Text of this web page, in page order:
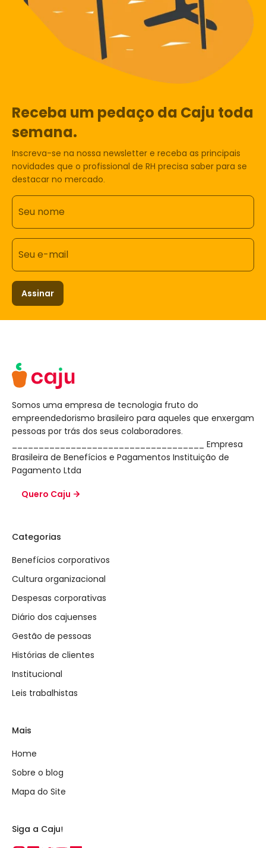
Receba um pedaço da Caju toda
semana.
Inscreva-se na nossa newsletter e receba as principais
novidades que o profissional de RH precisa saber para se
destacar no mercado.
Seu nome
Seu e-mail
Assinar
Somos uma empresa de tecnologia fruto do
empreendedorismo brasileiro para aqueles que enxergam
pessoas por trás dos seus colaboradores.
____________________________________ Empresa
Brasileira de Benefícios e Pagamentos Instituição de
Pagamento Ltda
Quero Caju
Categorias
Benefícios corporativos
Cultura organizacional
Despesas corporativas
Diário dos cajuenses
Gestão de pessoas
Histórias de clientes
Institucional
Leis trabalhistas
Mais
Home
Sobre o blog
Mapa do Site
Siga a Caju!